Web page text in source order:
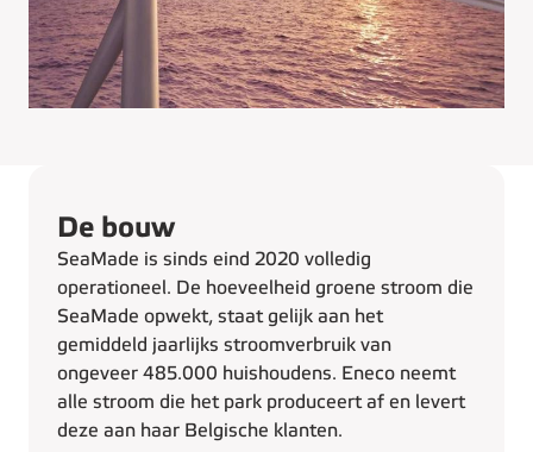
De bouw
SeaMade is sinds eind 2020 volledig
operationeel. De hoeveelheid groene stroom die
SeaMade opwekt, staat gelijk aan het
gemiddeld jaarlijks stroomverbruik van
ongeveer 485.000 huishoudens. Eneco neemt
alle stroom die het park produceert af en levert
deze aan haar Belgische klanten.